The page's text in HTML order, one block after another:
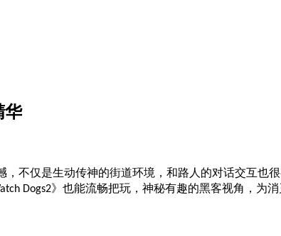
华
，不仅是生动传神的街道环境，和路人的对话交互也
Dogs2》也能流畅把玩，神秘有趣的黑客视角，为